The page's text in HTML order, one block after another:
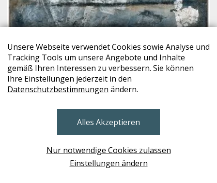
Unsere Webseite verwendet Cookies sowie Analyse und
Tracking Tools um unsere Angebote und Inhalte
gemäß Ihren Interessen zu verbessern. Sie können
Ihre Einstellungen jederzeit in den
Datenschutzbestimmungen ändern.
Alles Akzeptieren
Nur notwendige Cookies zulassen
Einstellungen ändern
IMAGELAND
Bild 251114